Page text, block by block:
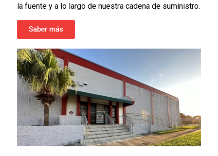
la fuente y a lo largo de nuestra cadena de suministro.
Saber más